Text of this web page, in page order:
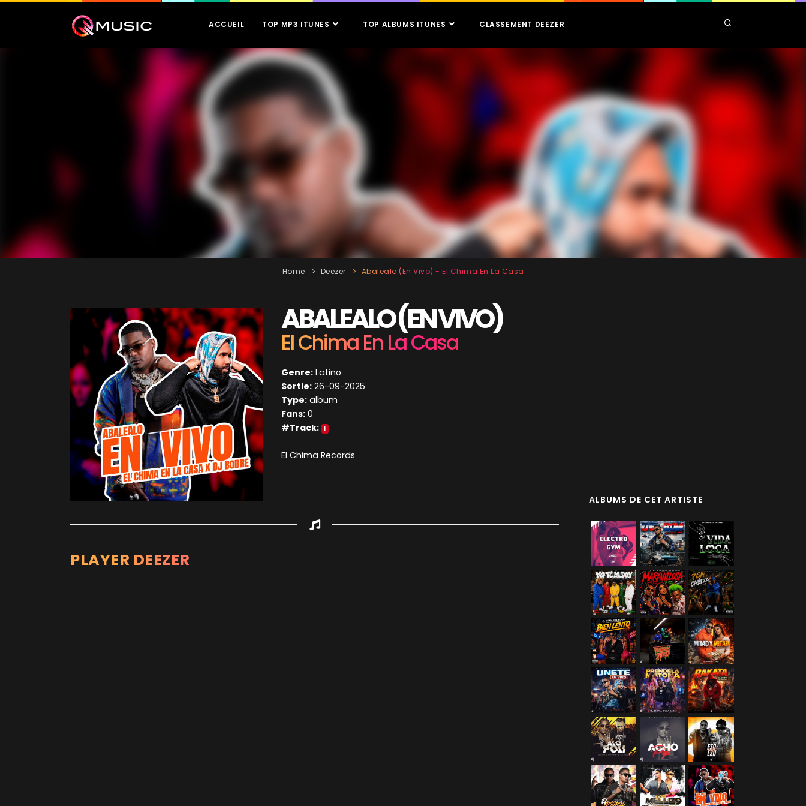
ACCUEIL TOP MP3 ITUNES TOP ALBUMS ITUNES CLASSEMENT DEEZER
Home Deezer Abalealo (En Vivo) - El Chima En La Casa
ABALEALO (EN VIVO)
El Chima En La Casa
Genre: Latino
Sortie: 26-09-2025
Type: album
Fans: 0
#Track: 1
El Chima Records
PLAYER DEEZER
ALBUMS DE CET ARTISTE